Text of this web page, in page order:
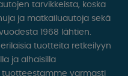
tarvikkeista, koska
ja matkailuautoja sekä
1968 lähtien.
​​tuotteita retkeilyyn
ja alhaisilla
tuotteestamme varmasti